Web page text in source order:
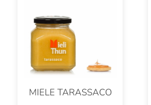
Pariani
Perino & Perino
MIELE TARASSACO